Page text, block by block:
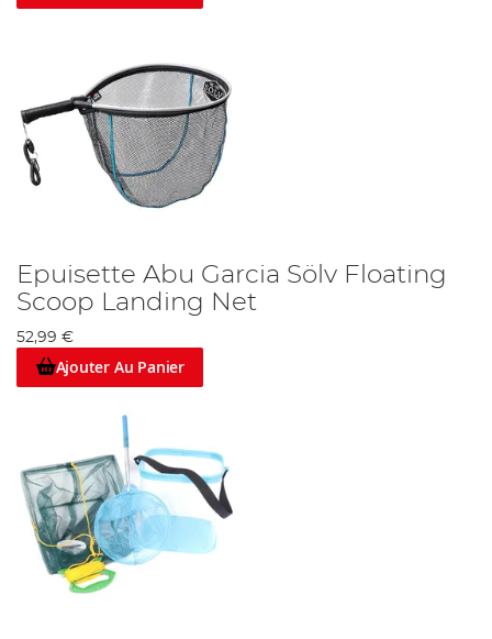
Epuisette Abu Garcia Sölv Floating
Scoop Landing Net
52,99 €
Ajouter Au Panier